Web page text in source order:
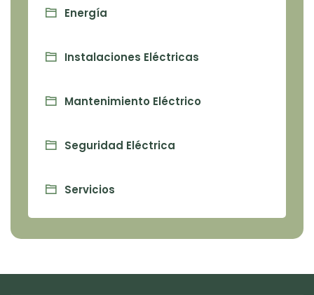
Energía
Instalaciones Eléctricas
Mantenimiento Eléctrico
Seguridad Eléctrica
Servicios